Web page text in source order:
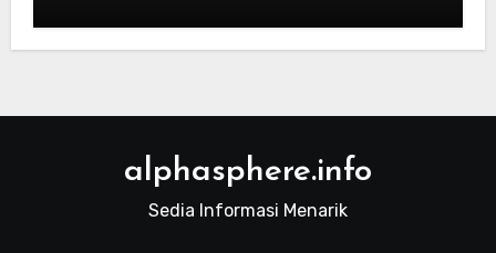
alphasphere.info
Sedia Informasi Menarik